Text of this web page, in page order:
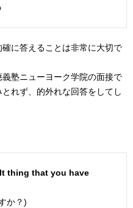
に答えることは非常に大切で
塾ニューヨーク学院の面接で
れず、的外れな回答をしてし
thing that you have
か？)